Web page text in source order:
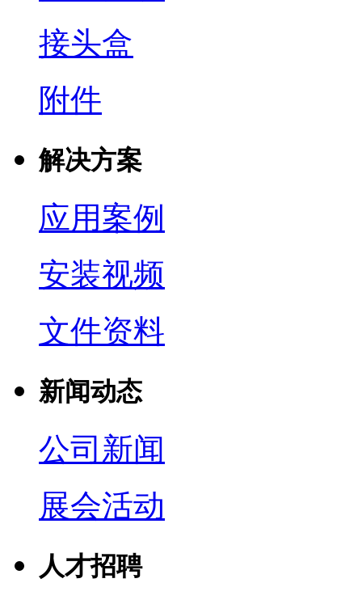
接头盒
附件
解决方案
应用案例
安装视频
文件资料
新闻动态
公司新闻
展会活动
人才招聘